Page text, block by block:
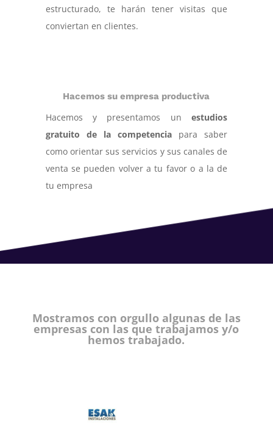
estructurado, te harán tener visitas que
conviertan en clientes.
Hacemos su empresa productiva
Hacemos y presentamos unestudios
gratuito de la competencia para saber
como orientar sus servicios y sus canales de
venta se pueden volver a tu favor o a la de
tu empresa
Mostramos con orgullo algunas de las
empresas con las que trabajamos y/o
hemos trabajado.